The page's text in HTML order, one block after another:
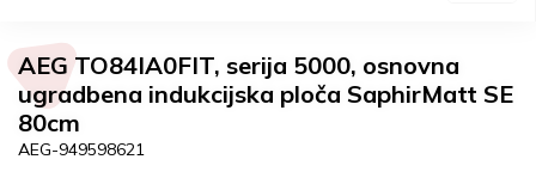
AEG TO84IA0FIT, serija 5000, osnovna
ugradbena indukcijska ploča SaphirMatt SE
80cm
AEG-949598621